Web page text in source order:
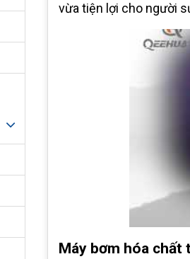
vừa tiện lợi cho người
Máy bơm hóa chất